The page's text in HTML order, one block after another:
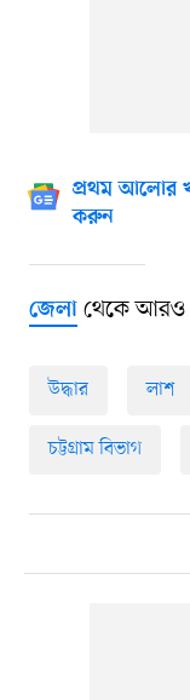
প্রথম আলোর
করুন
জেলাথেকে
উদ্ধার লাশ
চট্টগ্রাম বিভাগ